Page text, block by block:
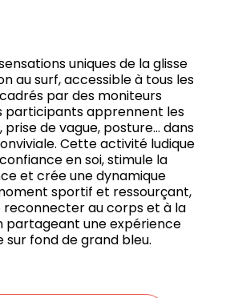
uniques de la glisse
au surf, accessible à tous les
par des moniteurs
participants apprennent les
prise de vague, posture… dans
Cette activité ludique
en soi, stimule la
et crée une dynamique
sportif et ressourçant,
au corps et à la
partageant une expérience
sur fond de grand bleu.